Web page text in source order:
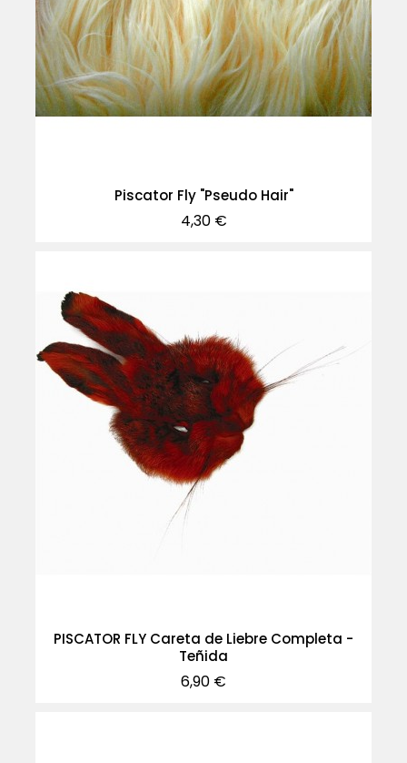
Piscator Fly "Pseudo Hair"
Precio
4,30 €
PISCATOR FLY Careta de Liebre Completa -
Teñida
Precio
6,90 €